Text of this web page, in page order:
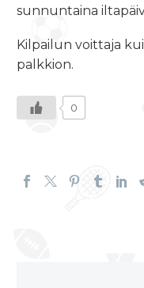
sunnuntaina
Kilpailun voittaja
palkkion.
0